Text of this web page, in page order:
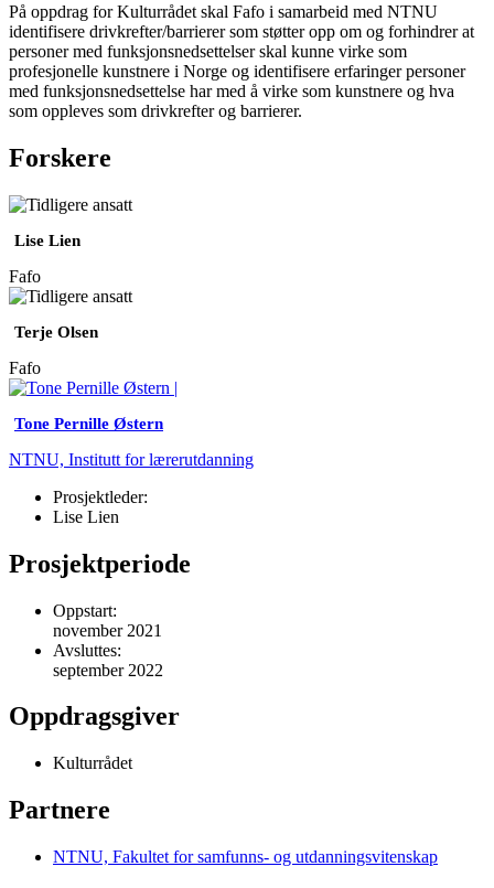
På oppdrag for Kulturrådet skal Fafo i samarbeid med NTNU
identifisere drivkrefter/barrierer som støtter opp om og forhindrer at
personer med funksjonsnedsettelser skal kunne virke som
profesjonelle kunstnere i Norge og identifisere erfaringer personer
med funksjonsnedsettelse har med å virke som kunstnere og hva
som oppleves som drivkrefter og barrierer.
Forskere
Lise Lien
Fafo
Terje Olsen
Fafo
Tone Pernille Østern
NTNU, Institutt for lærerutdanning
Prosjektleder:
Lise Lien
Prosjektperiode
Oppstart:
november 2021
Avsluttes:
september 2022
Oppdragsgiver
Kulturrådet
Partnere
NTNU, Fakultet for samfunns- og utdanningsvitenskap